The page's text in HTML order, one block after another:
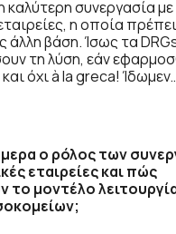
καλύτερη συνεργασία με
η οποία
άλλη βάση. Ίσως τα
τη λύση, εάν
όχι à la greca!
ο ρόλος των
εταιρείες και πώς
το μοντέλο